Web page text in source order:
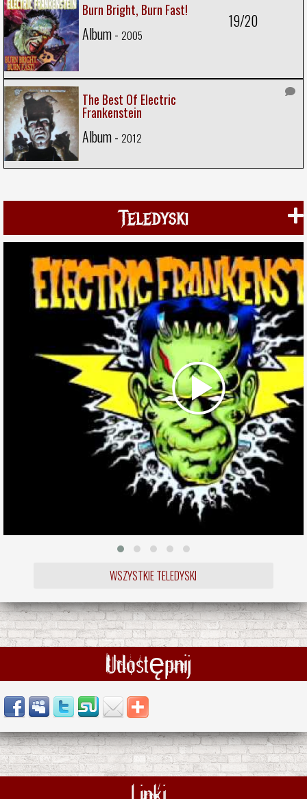
Burn Bright, Burn Fast!
Album - 2005
19/20
The Best Of Electric
Frankenstein
Album - 2012
Teledyski
WSZYSTKIE TELEDYSKI
Udostępnij